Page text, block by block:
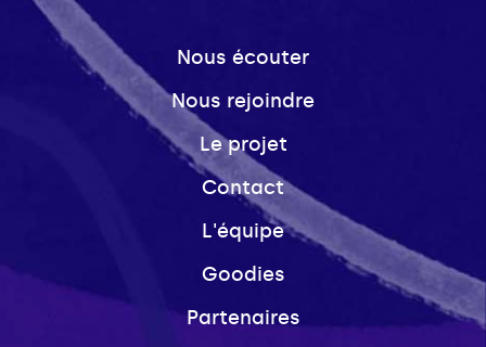
Nous écouter
Nous rejoindre
Le projet
Contact
L'équipe
Goodies
Partenaires